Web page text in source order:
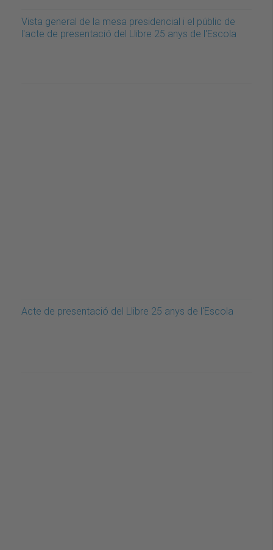
Vista general de la mesa presidencial i el públic de
l'acte de presentació del Llibre 25 anys de l'Escola
Acte de presentació del Llibre 25 anys de l'Escola